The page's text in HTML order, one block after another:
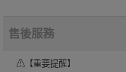
售後服務
⚠【重要提醒】